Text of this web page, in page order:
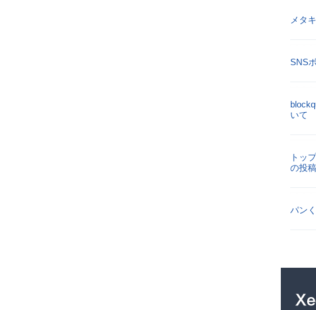
メタ
SNS
いて
トッ
の投
パン